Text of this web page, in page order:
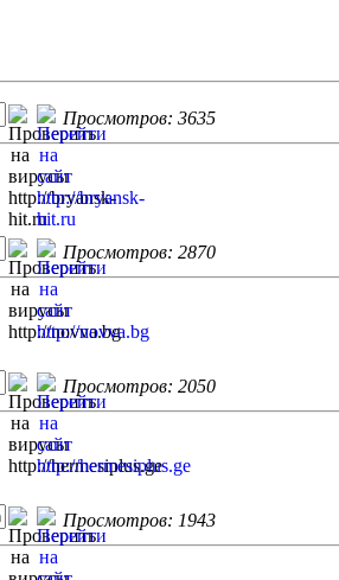
Просмотров: 3635
Просмотров: 2870
Просмотров: 2050
Просмотров: 1943